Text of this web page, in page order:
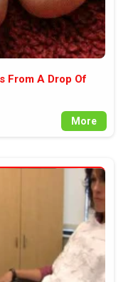
From A Drop Of
More